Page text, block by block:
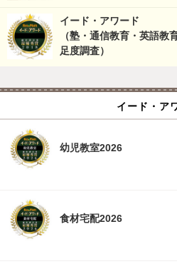
イード・アワード
（塾・通信教育・英語教
足度調査）
イード・ア
幼児教室2026
食材宅配2026